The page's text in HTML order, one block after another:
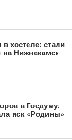
хостеле: стали
на Нижнекамск
в Госдуму:
иск «Родины»